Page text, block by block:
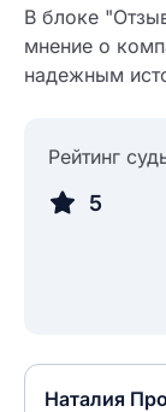
В блоке
мнение о
надежным
Рейтинг
5
Наталия
Введите
Текст
Введите
Ответ на
Название